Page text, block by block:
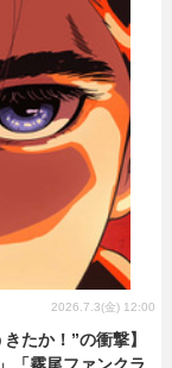
イベント
座談会
映画/ドラマ
ABEMA Cafe
たか！”の衝撃】
2026.7.3(金) 12:00